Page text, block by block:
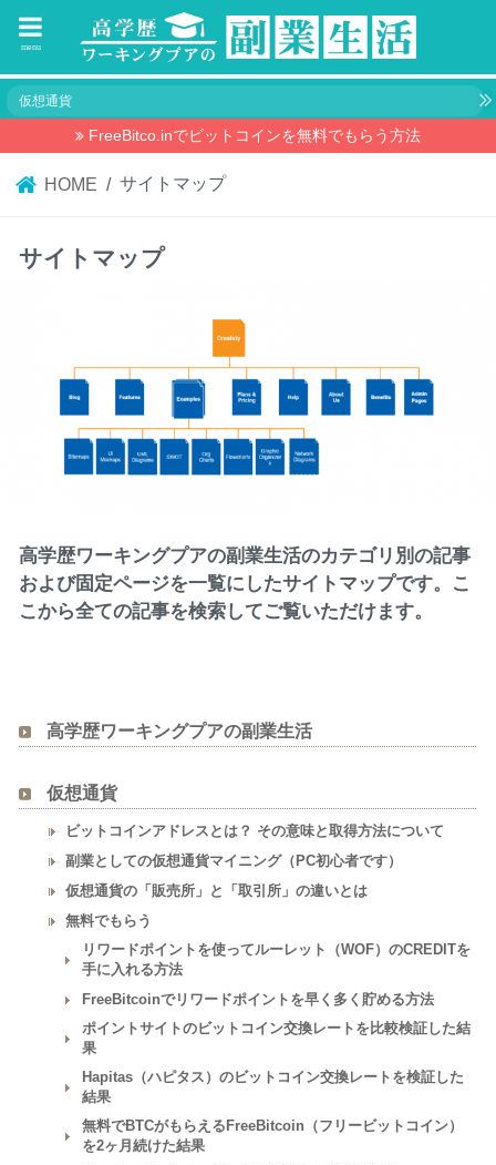
menu
仮想通貨
FreeBitco.inでビットコインを無料でもらう方法
HOME サイトマップ
サイトマップ
高学歴ワーキングプアの副業生活のカテゴリ別の記事
および固定ページを一覧にしたサイトマップです。こ
こから全ての記事を検索してご覧いただけます。
高学歴ワーキングプアの副業生活
仮想通貨
ビットコインアドレスとは？ その意味と取得方法について
副業としての仮想通貨マイニング（PC初心者です）
仮想通貨の「販売所」と「取引所」の違いとは
無料でもらう
リワードポイントを使ってルーレット（WOF）のCREDITを
手に入れる方法
FreeBitcoinでリワードポイントを早く多く貯める方法
ポイントサイトのビットコイン交換レートを比較検証した結
果
Hapitas（ハピタス）のビットコイン交換レートを検証した
結果
無料でBTCがもらえるFreeBitcoin（フリービットコイン）
を2ヶ月続けた結果